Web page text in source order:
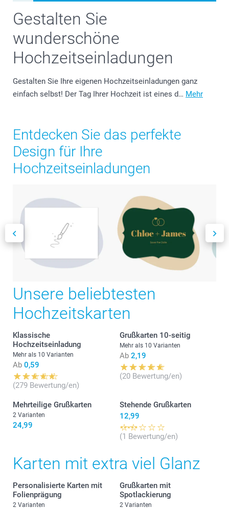
Gestalten Sie
wunderschöne
Hochzeitseinladungen
Gestalten Sie Ihre eigenen Hochzeitseinladungen ganz
einfach selbst! Der Tag Ihrer Hochzeit ist eines d… Mehr
Entdecken Sie das perfekte
Design für Ihre
Hochzeitseinladungen
Unsere beliebtesten
Hochzeitskarten
Klassische
Hochzeitseinladung
Mehr als 10 Varianten
Ab 0,59
(279 Bewertung/en)
Grußkarten 10-seitig
Mehr als 10 Varianten
Ab 2,19
(20 Bewertung/en)
Mehrteilige Grußkarten
2 Varianten
24,99
Stehende Grußkarten
12,99
(1 Bewertung/en)
Karten mit extra viel Glanz
Personalisierte Karten mit
Folienprägung
2 Varianten
Grußkarten mit
Spotlackierung
2 Varianten